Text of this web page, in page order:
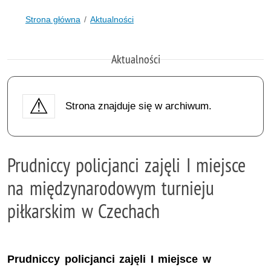
Strona główna Aktualności
Aktualności
Strona znajduje się w archiwum.
Prudniccy policjanci zajęli I miejsce
na międzynarodowym turnieju
piłkarskim w Czechach
Prudniccy policjanci zajęli I miejsce w